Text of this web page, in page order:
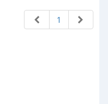
1